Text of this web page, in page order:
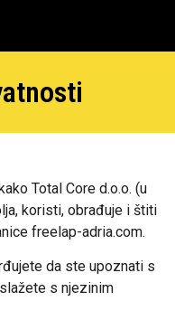
Total Core d.o.o. (u
koristi, obrađuje i štiti
freelap-adria.com.
da ste upoznati s
s njezinim